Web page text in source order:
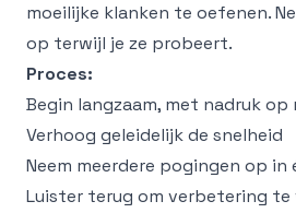
moeilijke klanken te oefenen.
op terwijl je ze probeert.
Proces:
Begin langzaam, met nadruk op
Verhoog geleidelijk de snelheid
Neem meerdere pogingen op in
Luister terug om verbetering te